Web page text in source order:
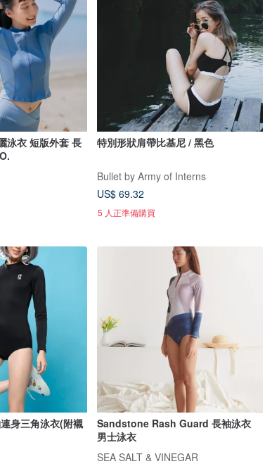
泳衣 短版外套 長
特別形狀肩帶比基尼 / 黑色
Bullet by Army of Interns
US$ 69.32
5 人正準備購買
身三角泳衣(附襯
Sandstone Rash Guard 長袖泳衣
男士泳衣
SEA SALT & VINEGAR